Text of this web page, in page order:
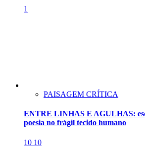
1
PAISAGEM CRÍTICA
ENTRE LINHAS E AGULHAS:
poesia no frágil tecido humano
10 10